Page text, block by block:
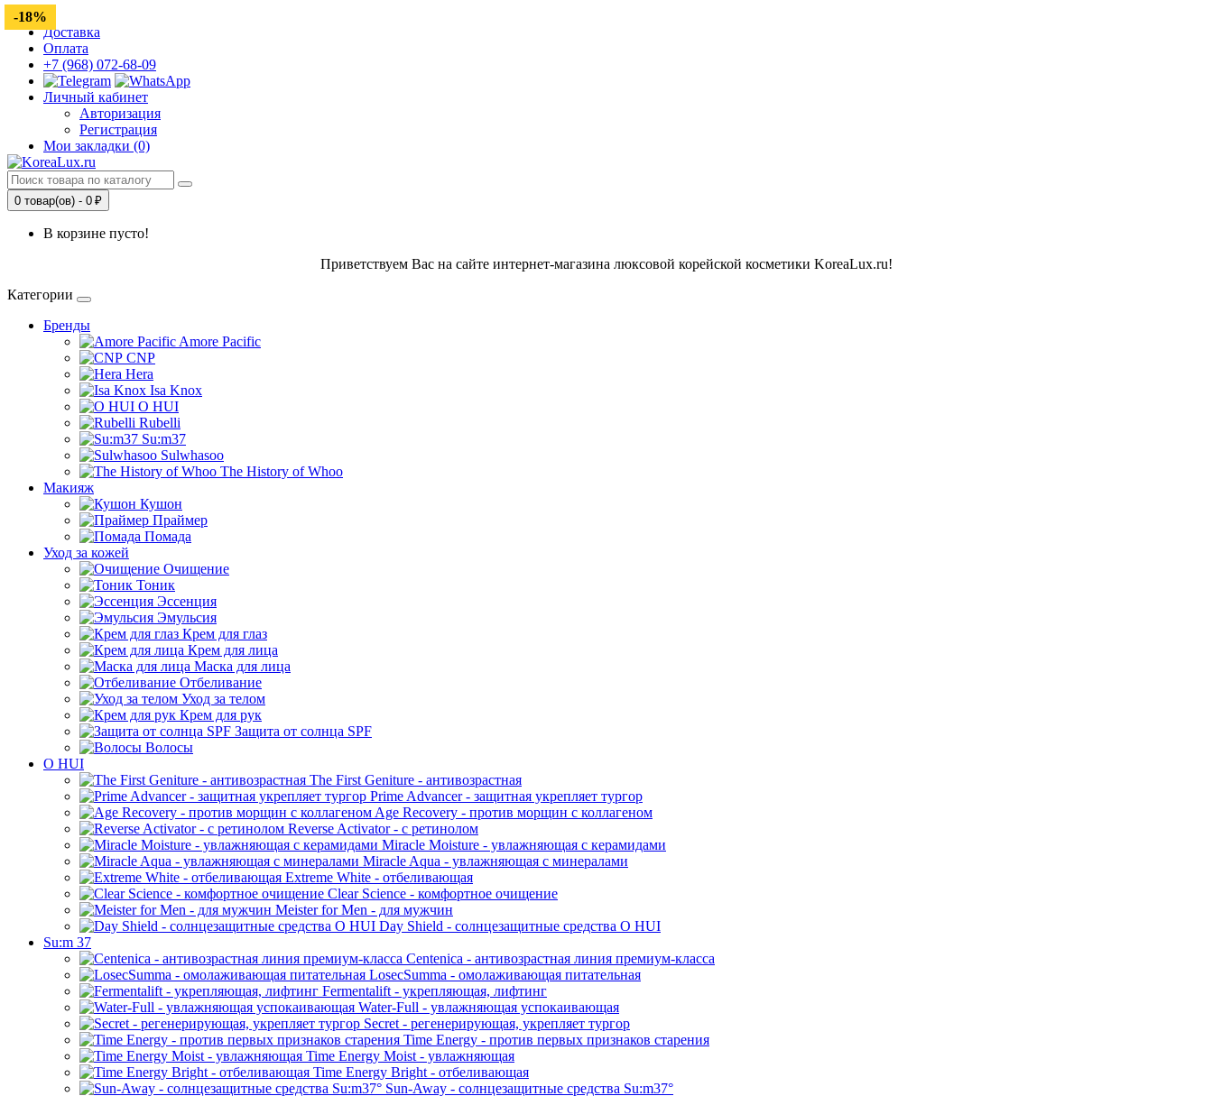
Доставка
Оплата
+7 (968) 072-68-09
Личный кабинет
Авторизация
Регистрация
Мои закладки (0)
0 товар(ов) - 0 ₽
В корзине пусто!
Приветствуем Вас на сайте интернет-магазина люксовой корейской косметики KoreaLux.ru!
Категории
Бренды
Amore Pacific
CNP
Hera
Isa Knox
O HUI
Rubelli
Su:m37
Sulwhasoo
The History of Whoo
Макияж
Кушон
Праймер
Помада
Уход за кожей
Очищение
Тоник
Эссенция
Эмульсия
Крем для глаз
Крем для лица
Маска для лица
Отбеливание
Уход за телом
Крем для рук
Защита от солнца SPF
Волосы
O HUI
The First Geniture - антивозрастная
Prime Advancer - защитная укрепляет тургор
Age Recovery - против морщин с коллагеном
Reverse Activator - с ретинолом
Miracle Moisture - увлажняющая с керамидами
Miracle Aqua - увлажняющая с минералами
Extreme White - отбеливающая
Clear Science - комфортное очищение
Meister for Men - для мужчин
Day Shield - солнцезащитные средства O HUI
Su:m 37
Centenica - антивозрастная линия премиум-класса
LosecSumma - омолаживающая питательная
Fermentalift - укрепляющая, лифтинг
Water-Full - увлажняющая успокаивающая
Secret - регенерирующая, укрепляет тургор
Time Energy - против первых признаков старения
Time Energy Moist - увлажняющая
Time Energy Bright - отбеливающая
Sun-Away - солнцезащитные средства Su:m37°
-18%